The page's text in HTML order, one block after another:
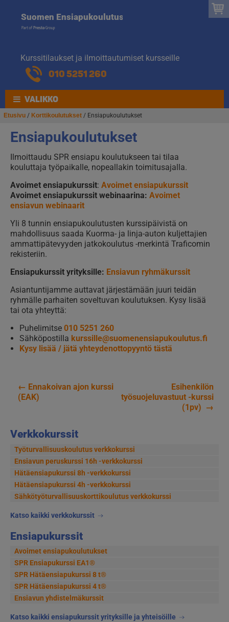
navigointiin
sisältöön
Suomen EnsiapukoulutusSuomen
Kurssitilaukset ja ilmoittautumiset kursseille
010 5251 260
VALIKKO
Etusivu / Korttikoulutukset / Ensiapukoulutukset
Verkkokurssit
Työturvallisuuskoulutus verkkokurssi
Ensiavun peruskurssi 16h -verkkokurssi
Hätäensiapukurssi 8h -verkkokurssi
Hätäensiapukurssi 4h -verkkokurssi
Sähkötyöturvallisuus­korttikoulutus verkkokurssi
Katso kaikki verkkokurssit
Ensiapukurssit
Avoimet ensiapukoulutukset
SPR Ensiapukurssi EA1®
SPR Hätäensiapukurssi 8 t®
SPR Hätäensiapukurssi 4 t®
Ensiavun yhdistelmäkurssit
Katso kaikki ensiapukurssit yrityksille ja yhteisöille
Ensiapukoulutukset
Ilmoittaudu SPR ensiapu koulutukseen tai tilaa
kouluttaja työpaikalle, nopeallakin toimitusajalla.
Avoimet ensiapukurssit: Avoimet ensiapukurssit
Avoimet ensiapukurssit webinaarina: Avoimet
ensiavun webinaarit
Yli 8 tunnin ensiapukoulutusten kurssipäivistä on
mahdollisuus saada Kuorma- ja linja-auton kuljettajien
ammattipätevyyden jatkokoulutus -merkintä Traficomin
rekisteriin.
Ensiapukurssit yrityksille: Ensiavun ryhmäkurssit
Asiantuntijamme auttavat järjestämään juuri teidän
ryhmälle parhaiten soveltuvan koulutuksen. Kysy lisää
tai ota yhteyttä:
Puhelimitse 010 5251 260
Sähköpostilla kurssille@suomenensiapukoulutus.fi
Kysy lisää / jätä yhteydenottopyyntö tästä
Artikkelien
← Ennakoivan ajon kurssi
(EAK)
Esihenkilön
työsuojeluvastuut -kurssi
(1pv) →